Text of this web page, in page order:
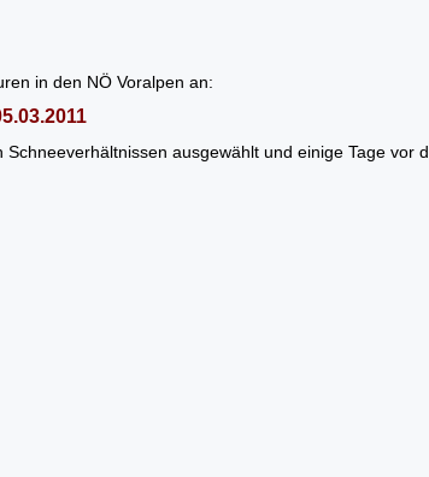
in den NÖ Voralpen an:
ausgewählt und einige Tage vor